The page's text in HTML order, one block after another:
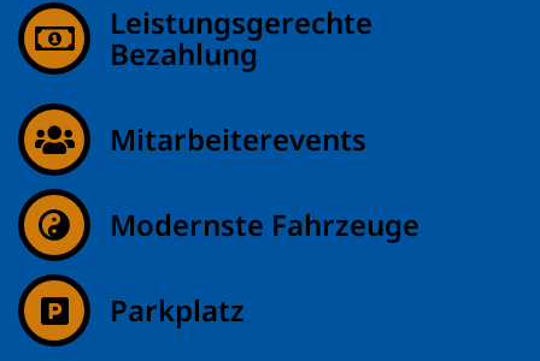
Leistungsgerechte
Bezahlung
Mitarbeiterevents
Modernste Fahrzeuge
Parkplatz